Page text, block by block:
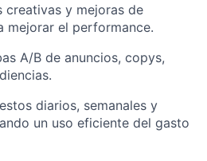
creativas y mejoras de
mejorar el performance.
A/B de anuncios, copys,
diarios, semanales y
un uso eficiente del gasto